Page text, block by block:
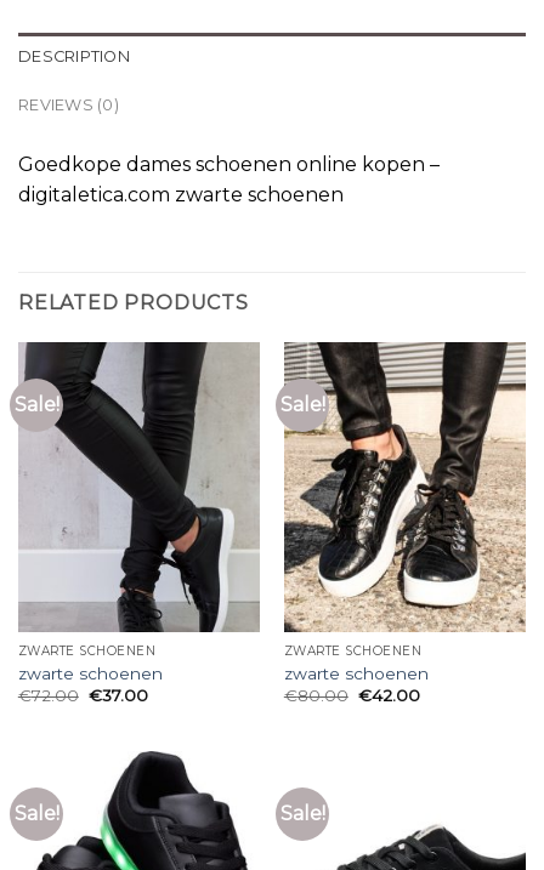
DESCRIPTION
REVIEWS (0)
Goedkope dames schoenen online kopen –
digitaletica.com zwarte schoenen
RELATED PRODUCTS
Sale!
ZWARTE SCHOENEN
zwarte schoenen
€72.00 €37.00
Sale!
ZWARTE SCHOENEN
zwarte schoenen
€80.00 €42.00
Sale! Sale!